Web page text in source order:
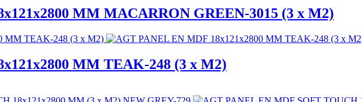
MM MACARRON GREEN-3015 (3 x M2)
MM TEAK-248 (3 x M2)